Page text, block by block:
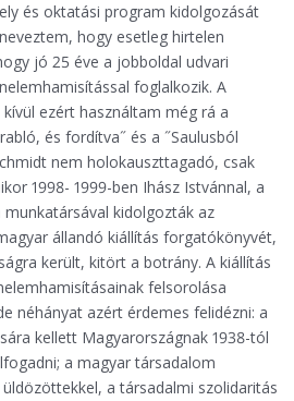
és oktatási program kidolgozását
hogy esetleg hirtelen
jó 25 éve a jobboldal udvari
foglalkozik. A
ezért használtam még rá a
és fordítva˝ és a ˝Saulusból
nem holokauszttagadó, csak
1998- 1999-ben Ihász Istvánnal, a
kidolgozták az
állandó kiállítás forgatókönyvét,
került, kitört a botrány. A kiállítás
felsorolása
néhányat azért érdemes felidézni: a
kellett Magyarországnak 1938-tól
a magyar társadalom
a társadalmi szolidaritás